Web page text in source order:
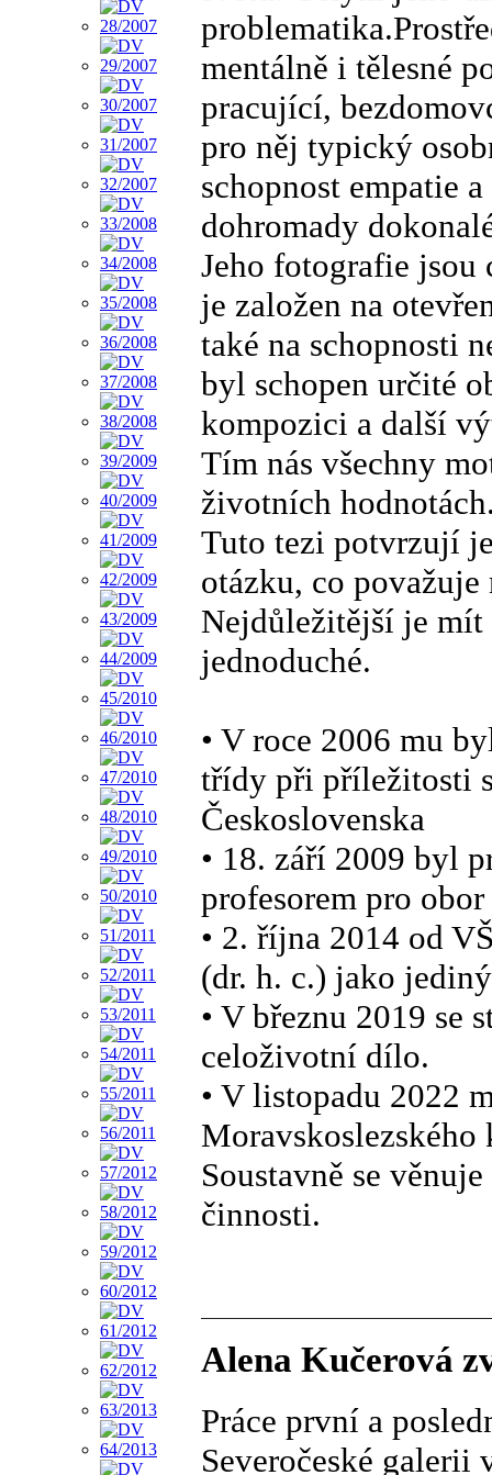
mentálně i tělesné
pracující,
pro něj typický
schopnost empatie
dohromady
Jeho fotografie jsou
je založen na
také na schopnosti
byl schopen určité
kompozici a další
Tím nás všechny
životních
Tuto tezi potvrzují
otázku, co
Nejdůležitější je mít
jednoduché.
• V roce 2006 mu
třídy při příležitosti
Československa
• 18. září 2009 byl
profesorem pro
• 2. října 2014 od
(dr. h. c.) jako
• V březnu 2019 se
celoživotní dílo.
• V listopadu 2022
Moravskoslezského
Soustavně se
činnosti.
Alena Kučerová
Práce první a
Severočeské